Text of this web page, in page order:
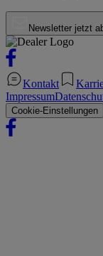
Newsletter jetzt
Kontakt
Impressum
Cookie-Einstellungen